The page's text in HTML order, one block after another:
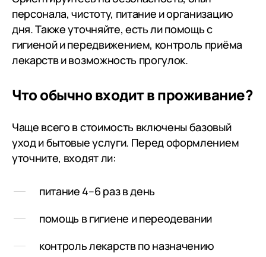
персонала, чистоту, питание и организацию
дня. Также уточняйте, есть ли помощь с
гигиеной и передвижением, контроль приёма
лекарств и возможность прогулок.
Что обычно входит в проживание?
Чаще всего в стоимость включены базовый
уход и бытовые услуги. Перед оформлением
уточните, входят ли:
питание 4–6 раз в день
помощь в гигиене и переодевании
контроль лекарств по назначению